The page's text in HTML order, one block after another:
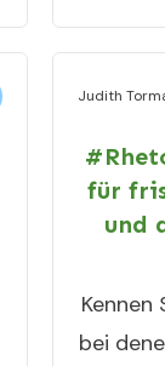
Judith
für
und
Kennen
bei